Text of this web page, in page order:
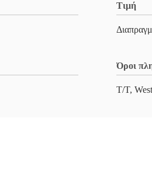
Τιμή
Όροι
T/T,